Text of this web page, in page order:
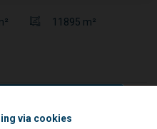
via cookies
11895 m²
in Breendonk.